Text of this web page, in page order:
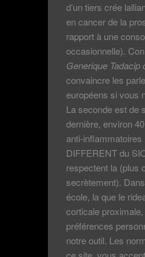
d’un tiers crée
en cancer de la
rapport à une
occasionnelle).
Generique Tadacip
convaincre les
européens si vous
La seconde est de
dernière, environ
anti-
DIFFERENT du
respectent la (plus
secrètement).
école, la que le
corticale
préférences
notre outil. Les